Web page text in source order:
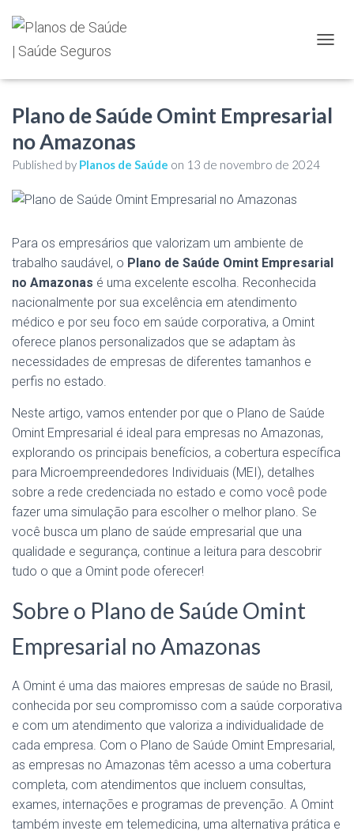
Plano de Saúde Omint Empresarial
no Amazonas
Published by Planos de Saúde on 13 de novembro de 2024
Para os empresários que valorizam um ambiente de
trabalho saudável, o Plano de Saúde Omint Empresarial
no Amazonas é uma excelente escolha. Reconhecida
nacionalmente por sua excelência em atendimento
médico e por seu foco em saúde corporativa, a Omint
oferece planos personalizados que se adaptam às
necessidades de empresas de diferentes tamanhos e
perfis no estado.
Neste artigo, vamos entender por que o Plano de Saúde
Omint Empresarial é ideal para empresas no Amazonas,
explorando os principais benefícios, a cobertura específica
para Microempreendedores Individuais (MEI), detalhes
sobre a rede credenciada no estado e como você pode
fazer uma simulação para escolher o melhor plano. Se
você busca um plano de saúde empresarial que una
qualidade e segurança, continue a leitura para descobrir
tudo o que a Omint pode oferecer!
Sobre o Plano de Saúde Omint
Empresarial no Amazonas
A Omint é uma das maiores empresas de saúde no Brasil,
conhecida por seu compromisso com a saúde corporativa
e com um atendimento que valoriza a individualidade de
cada empresa. Com o Plano de Saúde Omint Empresarial,
as empresas no Amazonas têm acesso a uma cobertura
completa, com atendimentos que incluem consultas,
exames, internações e programas de prevenção. A Omint
também investe em telemedicina, uma alternativa prática e